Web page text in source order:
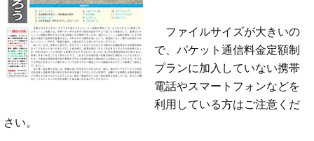
ファイルサイズが大きいの
で、パケット通信料金定額制
プランに加入していない携帯
電話やスマートフォンなどを
利用している方はご注意くだ
さい。